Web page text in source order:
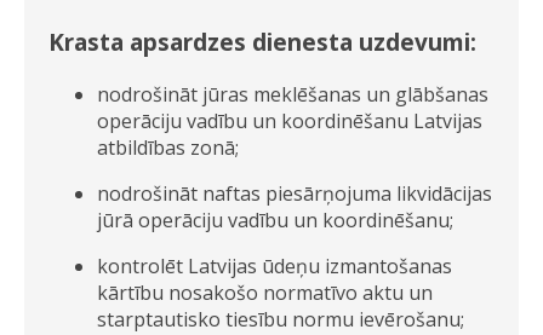
Krasta apsardzes dienesta uzdevumi:
nodrošināt jūras meklēšanas un glābšanas
operāciju vadību un koordinēšanu Latvijas
atbildības zonā;
nodrošināt naftas piesārņojuma likvidācijas
jūrā operāciju vadību un koordinēšanu;
kontrolēt Latvijas ūdeņu izmantošanas
kārtību nosakošo normatīvo aktu un
starptautisko tiesību normu ievērošanu;